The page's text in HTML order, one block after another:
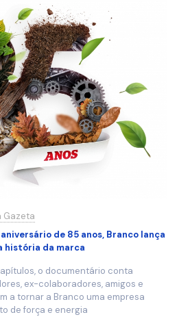
Gazeta
de 85 anos, Branco lança
história da marca
o documentário conta
ex-colaboradores, amigos e
a tornar a Branco uma empresa
de força e energia